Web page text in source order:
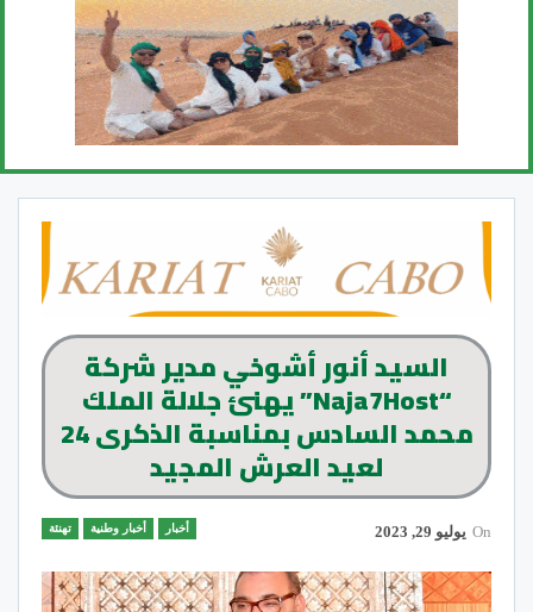
السيد أنور أشوخي مدير شركة
“Naja7Host” يهنئ جلالة الملك
محمد السادس بمناسبة الذكرى 24
لعيد العرش المجيد
أخبار أخبار وطنية تهنئة On يوليو 29, 2023